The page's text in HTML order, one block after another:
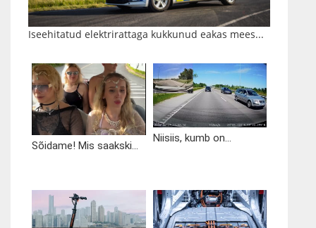
Iseehitatud elektrirattaga kukkunud eakas mees...
Sõidame! Mis saakski...
Niisiis, kumb on...